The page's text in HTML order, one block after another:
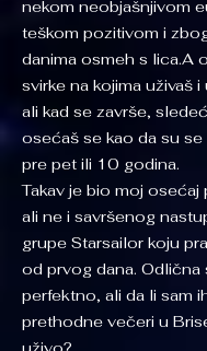
nekom neobjašnjivom
teškom pozitivom i
danima osmeh s lica.A
svirke na kojima uživaš i
ali kad se završe,
osećaš se kao da su
pre pet ili 10 godina.
Takav je bio moj osećaj
ali ne i savršenog
grupe Starsailor koju
od prvog dana. Odlična
perfektno, ali da li sam
prethodne večeri u